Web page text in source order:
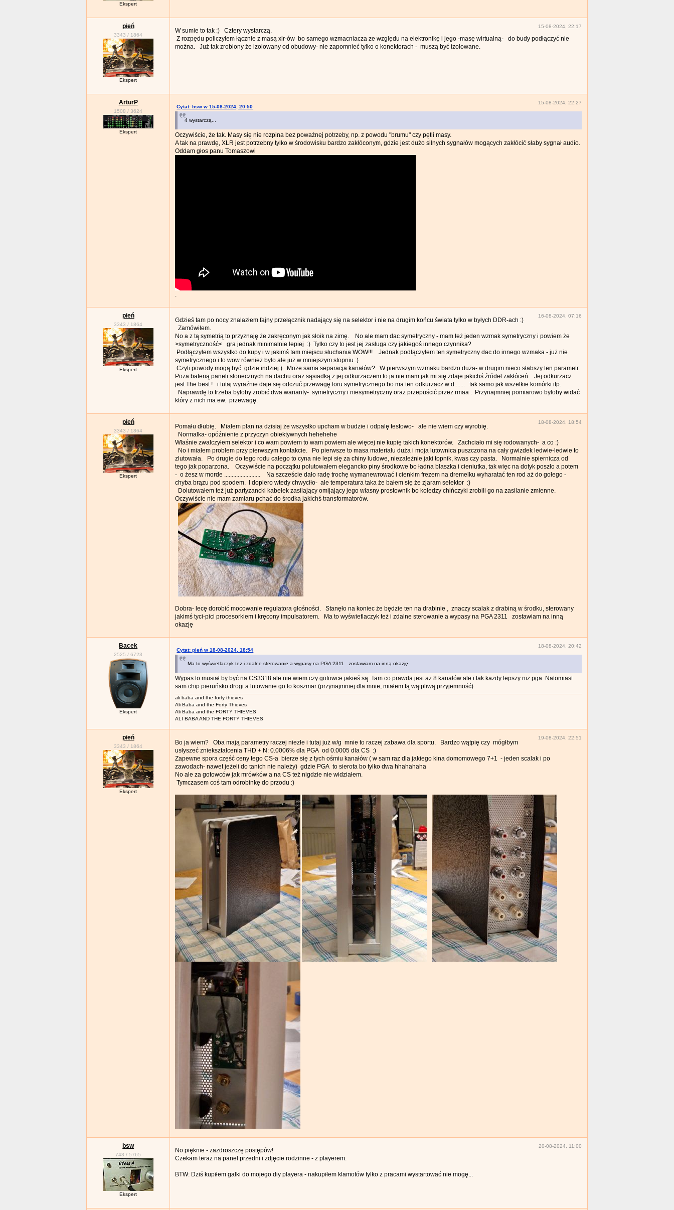
Ekspert
pień
3343 / 1864
Ekspert
15-08-2024, 22:17
W sumie to tak :) Cztery wystarczą.
Z rozpędu policzyłem łącznie z masą xlr-ów bo samego wzmacniacza ze względu na elektronikę i jego -masę wirtualną- do budy podłączyć nie
można. Już tak zrobiony że izolowany od obudowy- nie zapomnieć tylko o konektorach - muszą być izolowane.
ArturP
1508 /3624
Ekspert
15-08-2024, 22:27
Cytat: bsw w 15-08-2024, 20:50
4 wystarczą...
Oczywiście, że tak. Masy się nie rozpina bez poważnej potrzeby, np. z powodu "brumu" czy pętli masy.
A tak na prawdę, XLR jest potrzebny tylko w środowisku bardzo zakłóconym, gdzie jest dużo silnych sygnałów mogących zakłócić słaby sygnał audio.
Oddam głos panu Tomaszowi
.
pień
3343 / 1864
Ekspert
16-08-2024, 07:16
Gdzieś tam po nocy znalazłem fajny przełącznik nadający się na selektor i nie na drugim końcu świata tylko w byłych DDR-ach :)
Zamówiłem.
No a z tą symetrią to przyznaję że zakręconym jak słoik na zimę. No ale mam dac symetryczny - mam też jeden wzmak symetryczny i powiem że
>symetryczność< gra jednak minimalnie lepiej :) Tylko czy to jest jej zasługa czy jakiegoś innego czynnika?
Podłączyłem wszystko do kupy i w jakimś tam miejscu słuchania WOW!!! Jednak podłączyłem ten symetryczny dac do innego wzmaka - już nie
symetrycznego i to wow również było ale już w mniejszym stopniu :)
Czyli powody mogą być gdzie indziej:) Może sama separacja kanałów? W pierwszym wzmaku bardzo duża- w drugim nieco słabszy ten parametr.
Poza baterią paneli słonecznych na dachu oraz sąsiadką z jej odkurzaczem to ja nie mam jak mi się zdaje jakichś źródeł zakłóceń. Jej odkurzacz
jest The best ! i tutaj wyraźnie daje się odczuć przewagę toru symetrycznego bo ma ten odkurzacz w d....... tak samo jak wszelkie komórki itp.
Naprawdę to trzeba byłoby zrobić dwa warianty- symetryczny i niesymetryczny oraz przepuścić przez rmaa . Przynajmniej pomiarowo byłoby widać
który z nich ma ew. przewagę.
pień
3343 / 1864
Ekspert
18-08-2024, 18:54
Pomału dłubię. Miałem plan na dzisiaj że wszystko upcham w budzie i odpalę testowo- ale nie wiem czy wyrobię.
Normalka- opóźnienie z przyczyn obiektywnych hehehehe
Właśnie zwalczyłem selektor i co wam powiem to wam powiem ale więcej nie kupię takich konektorów. Zachciało mi się rodowanych- a co :)
No i miałem problem przy pierwszym kontakcie. Po pierwsze to masa materiału duża i moja lutownica puszczona na cały gwizdek ledwie-ledwie to
zlutowała. Po drugie do tego rodu całego to cyna nie lepi się za chiny ludowe, niezależnie jaki topnik, kwas czy pasta. Normalnie spiernicza od
tego jak poparzona. Oczywiście na początku polutowałem elegancko piny środkowe bo ładna blaszka i cieniutka, tak więc na dotyk poszło a potem
- o żesz w morde ........................ Na szczeście dało radę trochę wymanewrować i cienkim frezem na dremelku wyharatać ten rod aż do gołego -
chyba brązu pod spodem. I dopiero wtedy chwyciło- ale temperatura taka że bałem się że zjaram selektor :)
Dolutowałem też już partyzancki kabelek zasilający omijający jego własny prostownik bo koledzy chińczyki zrobili go na zasilanie zmienne.
Oczywiście nie mam zamiaru pchać do środka jakichś transformatorów.
Dobra- lecę dorobić mocowanie regulatora głośności. Stanęło na koniec że będzie ten na drabinie , znaczy scalak z drabiną w środku, sterowany
jakimś tyci-pici procesorkiem i kręcony impulsatorem. Ma to wyświetlaczyk też i zdalne sterowanie a wypasy na PGA 2311 zostawiam na inną
okazję
Bacek
2525 /6723
Ekspert
18-08-2024, 20:42
Cytat: pień w 18-08-2024, 18:54
Ma to wyświetlaczyk też i zdalne sterowanie a wypasy na PGA 2311 zostawiam na inną okazję
Wypas to musiał by być na CS3318 ale nie wiem czy gotowce jakieś są. Tam co prawda jest aż 8 kanałów ale i tak każdy lepszy niż pga. Natomiast
sam chip pieruńsko drogi a lutowanie go to koszmar (przynajmniej dla mnie, miałem tą wątpliwą przyjemność)
ali baba and the forty thieves
Ali Baba and the Forty Thieves
Ali Baba and the FORTY THIEVES
ALI BABA AND THE FORTY THIEVES
pień
3343 / 1864
Ekspert
19-08-2024, 22:51
Bo ja wiem? Oba mają parametry raczej niezłe i tutaj już w/g mnie to raczej zabawa dla sportu. Bardzo wątpię czy mógłbym
usłyszeć zniekształcenia THD + N: 0.0006% dla PGA od 0.0005 dla CS :)
Zapewne spora część ceny tego CS-a bierze się z tych ośmiu kanałów ( w sam raz dla jakiego kina domomowego 7+1 - jeden scalak i po
zawodach- nawet jeżeli do tanich nie należy) gdzie PGA to sierota bo tylko dwa hhahahaha
No ale za gotowców jak mrówków a na CS też nigdzie nie widziałem.
Tymczasem coś tam odrobinkę do przodu :)
bsw
743 /5765
Ekspert
20-08-2024, 11:00
No pięknie - zazdroszczę postępów!
Czekam teraz na panel przedni i zdjęcie rodzinne - z playerem.
BTW: Dziś kupiłem gałki do mojego diy playera - nakupiłem klamotów tylko z pracami wystartować nie mogę...